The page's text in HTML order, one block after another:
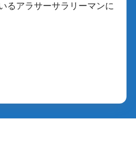
るアラサーサラリーマンに